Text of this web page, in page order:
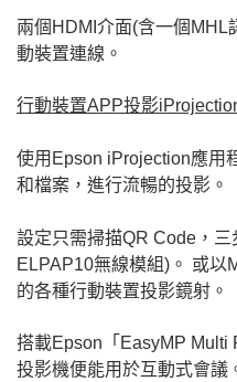
兩個HDMI介面(含一個MHL
動裝置連線。
行動裝置APP投影
使用Epson iProjection應用
和檔案，進行流暢的投影。
設定只需掃描QR Code，
ELPAP10無線模組)。 或以
的各種行動裝置投影鏡射。
搭載Epson「EasyMP Multi
投影機便能用於互動式會議